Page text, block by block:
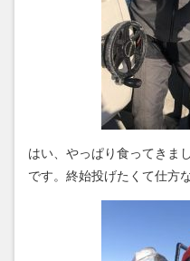
はい、やっぱり食ってきま
です。終始投げたくて仕方